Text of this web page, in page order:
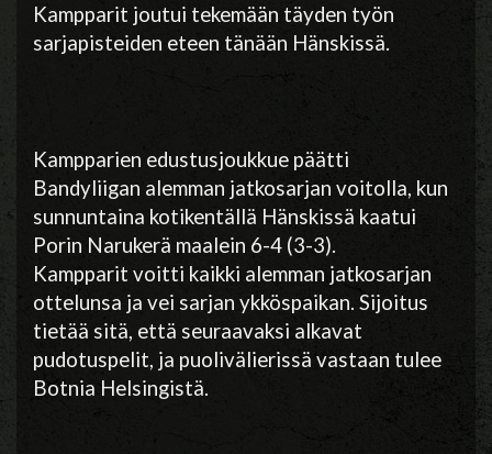
Kampparit joutui tekemään täyden työn
sarjapisteiden eteen tänään Hänskissä.
Kampparien edustusjoukkue päätti
Bandyliigan alemman jatkosarjan voitolla, kun
sunnuntaina kotikentällä Hänskissä kaatui
Porin Narukerä maalein 6-4 (3-3).
Kampparit voitti kaikki alemman jatkosarjan
ottelunsa ja vei sarjan ykköspaikan. Sijoitus
tietää sitä, että seuraavaksi alkavat
pudotuspelit, ja puolivälierissä vastaan tulee
Botnia Helsingistä.